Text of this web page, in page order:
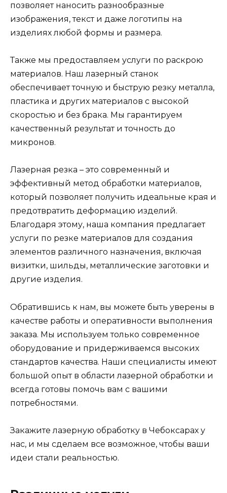
позволяет наносить разнообразные
изображения, текст и даже логотипы на
изделиях любой формы и размера.
Также мы предоставляем услуги по раскрою
материалов. Наш лазерный станок
обеспечивает точную и быструю резку металла,
пластика и других материалов с высокой
скоростью и без брака. Мы гарантируем
качественный результат и точность до
микронов.
Лазерная резка – это современный и
эффективный метод обработки материалов,
который позволяет получить идеальные края и
предотвратить деформацию изделий.
Благодаря этому, наша компания предлагает
услуги по резке материалов для создания
элементов различного назначения, включая
визитки, шильды, металлические заготовки и
другие изделия.
Обратившись к нам, вы можете быть уверены в
качестве работы и оперативности выполнения
заказа. Мы используем только современное
оборудование и придерживаемся высоких
стандартов качества. Наши специалисты имеют
большой опыт в области лазерной обработки и
всегда готовы помочь вам с вашими
потребностями.
Закажите лазерную обработку в Чебоксарах у
нас, и мы сделаем все возможное, чтобы ваши
идеи стали реальностью.